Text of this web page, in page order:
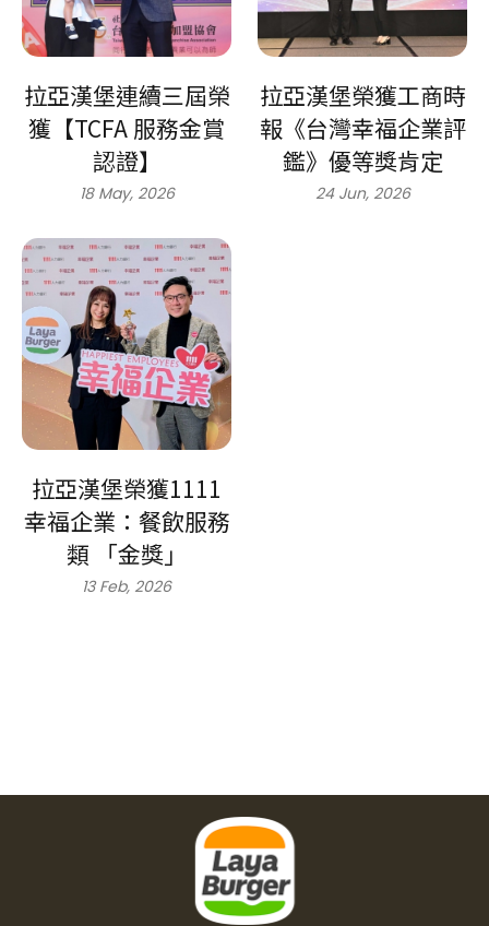
拉亞漢堡連續三屆榮
獲【TCFA 服務金賞
認證】
18 May, 2026
拉亞漢堡榮獲工商時
報《台灣幸福企業評
鑑》優等獎肯定
24 Jun, 2026
拉亞漢堡榮獲1111
幸福企業：餐飲服務
類 「金獎」
13 Feb, 2026